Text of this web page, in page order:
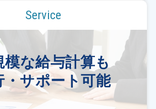
Service
模な給与計算も
・サポート可能